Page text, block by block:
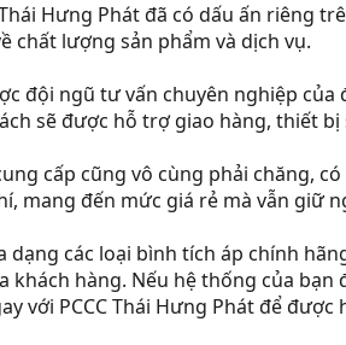
Hưng Phát đã có dấu ấn riêng
chất lượng sản phẩm và dịch vụ.
đội ngũ tư vấn chuyên nghiệp
sẽ được hỗ trợ giao hàng, thiết
cấp cũng vô cùng phải chăng,
mang đến mức giá rẻ mà vẫn giữ
dạng các loại bình tích áp chính
khách hàng. Nếu hệ thống của
với PCCC Thái Hưng Phát để